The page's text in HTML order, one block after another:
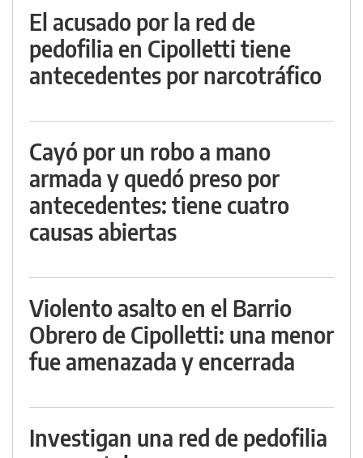
El acusado por la red de
pedofilia en Cipolletti tiene
antecedentes por narcotráfico
Cayó por un robo a mano
armada y quedó preso por
antecedentes: tiene cuatro
causas abiertas
Violento asalto en el Barrio
Obrero de Cipolletti: una menor
fue amenazada y encerrada
Investigan una red de pedofilia